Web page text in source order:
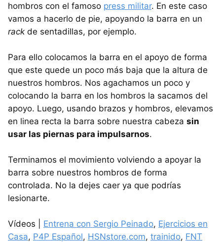
hombros con el famoso press militar. En este caso
vamos a hacerlo de pie, apoyando la barra en un
rack de sentadillas, por ejemplo.
Para ello colocamos la barra en el apoyo de forma
que este quede un poco más baja que la altura de
nuestros hombros. Nos agachamos un poco y
colocando la barra en los hombros la sacamos del
apoyo. Luego, usando brazos y hombros, elevamos
en linea recta la barra sobre nuestra cabeza sin
usar las piernas para impulsarnos.
Terminamos el movimiento volviendo a apoyar la
barra sobre nuestros hombros de forma
controlada. No la dejes caer ya que podrías
lesionarte.
Vídeos | Entrena con Sergio Peinado, Ejercicios en
Casa, P4P Español, HSNstore.com, trainido, FNT